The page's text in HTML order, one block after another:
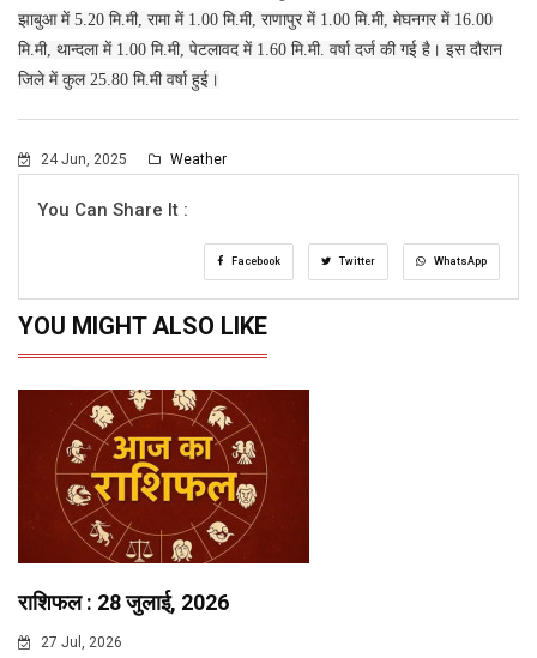
झाबुआ में 5.20 मि.मी, रामा में 1.00 मि.मी, राणापुर में 1.00 मि.मी, मेघनगर में 16.00
मि.मी, थान्दला में 1.00 मि.मी, पेटलावद में 1.60 मि.मी. वर्षा दर्ज की गई है। इस दौरान
जिले में कुल 25.80 मि.मी वर्षा हुई।
24 Jun, 2025 Weather
You Can Share It :
Facebook Twitter WhatsApp
YOU MIGHT ALSO LIKE
राशिफल : 28 जुलाई, 2026
27 Jul, 2026